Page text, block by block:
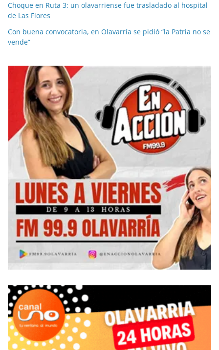
Choque en Ruta 3: un olavarriense fue trasladado al hospital
de Las Flores
Con buena convocatoria, en Olavarría se pidió “la Patria no se
vende”